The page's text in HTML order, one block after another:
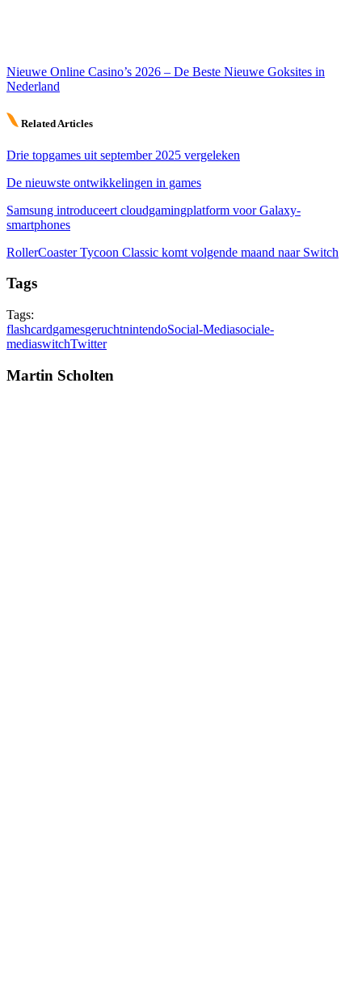
Nieuwe Online Casino’s 2026 – De Beste Nieuwe Goksites in
Nederland
Related Articles
Drie topgames uit september 2025 vergeleken
De nieuwste ontwikkelingen in games
Samsung introduceert cloudgamingplatform voor Galaxy-
smartphones
RollerCoaster Tycoon Classic komt volgende maand naar Switch
Tags
Tags:
flashcardgamesgeruchtnintendoSocial-Mediasociale-
mediaswitchTwitter
Martin Scholten